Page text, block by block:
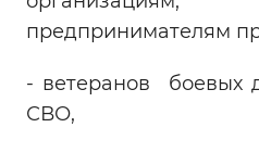
Воспроизвести
предпринимателям
- ветеранов боевых
СВО,